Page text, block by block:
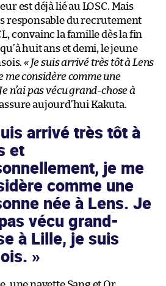
est déjà lié au LOSC. Mais
responsable du recrutement
convainc la famille dès la fin
huit ans et demi, le jeune
« Je suis arrivé très tôt à Lens
me considère comme une
n’ai pas vécu grand-chose à
aujourd’hui Kakuta.
arrivé très tôt à
et
je me
comme une
née à Lens. Je
vécu grand-
à Lille, je suis